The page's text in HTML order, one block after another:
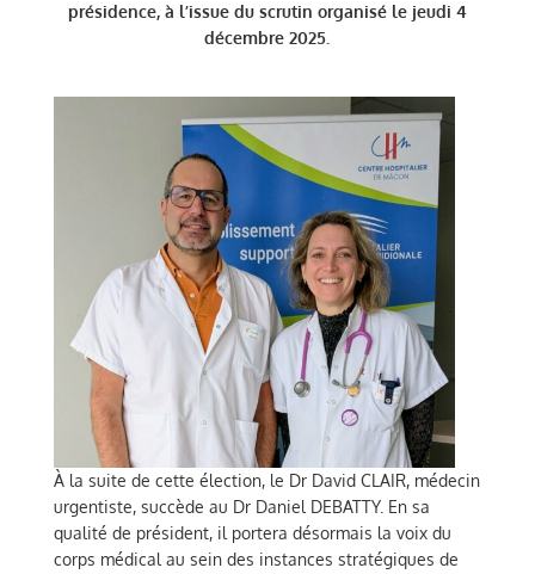
présidence, à l’issue du scrutin organisé le jeudi 4
décembre 2025.
À la suite de cette élection, le Dr David CLAIR, médecin
urgentiste, succède au Dr Daniel DEBATTY. En sa
qualité de président, il portera désormais la voix du
corps médical au sein des instances stratégiques de